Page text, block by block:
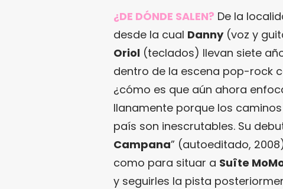
¿DE DÓNDE SALEN? De la
desde la cual Danny(voz y
Oriol (teclados) llevan siete
dentro de la escena pop-rock
¿cómo es que aún ahora
llanamente porque los
país son inescrutables. Su
Campana” (autoeditado,
como para situar a Suîte
y seguirles la pista